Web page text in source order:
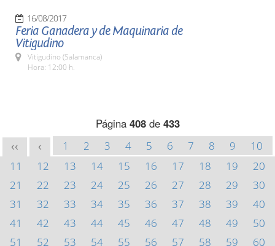
16/08/2017
Feria Ganadera y de Maquinaria de
Vitigudino
Vitigudino (Salamanca)
Hora: 12:00 h.
Página 408de 433
<< < 1 2 3 4 5 6 7 8 9
10
11
12 13 14 15 16 17 18 19
20
21
22 23 24 25 26 27 28 29
30
31
32 33 34 35 36 37 38 39
40
41
42 43 44 45 46 47 48 49
50
51
52 53 54 55 56 57 58 59
60